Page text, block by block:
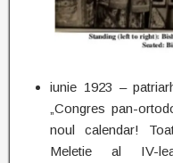
iunie 1923 –
„Congres pan-
noul calendar!
Meletie al IV-